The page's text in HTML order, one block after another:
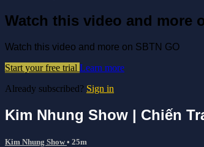
Watch this video and more
Watch this video and more on SBTN GO
Start your free trial Learn more
Already subscribed? Sign in
Kim Nhung Show | Chiến
Kim Nhung Show• 25m